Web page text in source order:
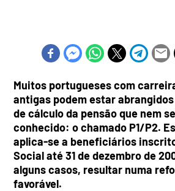
Muitos portugueses com
antigas podem estar
de cálculo da pensão que nem
conhecido: o chamado P1/P2.
aplica-se a beneficiários
Social até 31 de dezembro de
alguns casos, resultar numa
favorável.